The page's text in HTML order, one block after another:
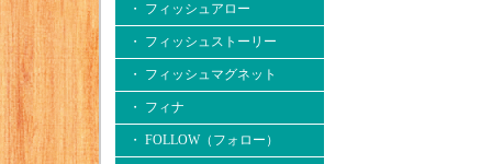
・ フィッシュアロー
・ フィッシュストーリー
・ フィッシュマグネット
・ フィナ
・ FOLLOW（フォロー）